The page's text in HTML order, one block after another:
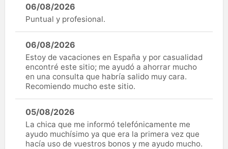
06/08/2026
Puntual y profesional.
06/08/2026
Estoy de vacaciones en España y por casualidad
encontré este sitio; me ayudó a ahorrar mucho
en una consulta que habría salido muy cara.
Recomiendo mucho este sitio.
05/08/2026
La chica que me informó telefónicamente me
ayudo muchísimo ya que era la primera vez que
hacía uso de vuestros bonos y me ayudo mucho.